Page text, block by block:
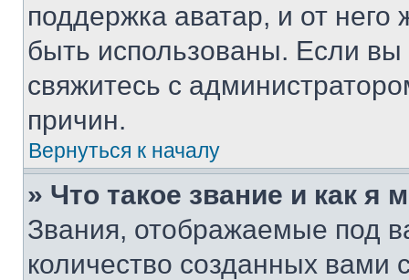
поддержка аватар, и от него
быть использованы. Если
свяжитесь с
причин.
Вернуться к началу
» Что такое звание и как я
Звания, отображаемые под
количество созданных